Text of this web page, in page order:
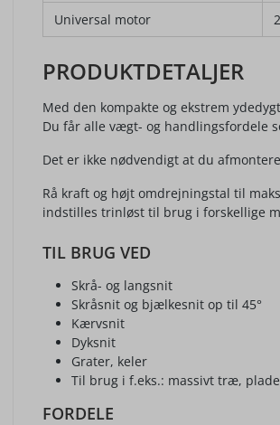
Universal motor
PRODUKTDETALJER
Med den kompakte og ekstrem
Du får alle vægt- og handlingsfordele
Det er ikke nødvendigt at du
Rå kraft og højt omdrejningstal til
indstilles trinløst til brug i forskellige
TIL BRUG VED
Skrå- og langsnit
Skråsnit og bjælkesnit op til 45°
Kærvsnit
Dyksnit
Grater, keler
Til brug i f.eks.: massivt træ,
FORDELE